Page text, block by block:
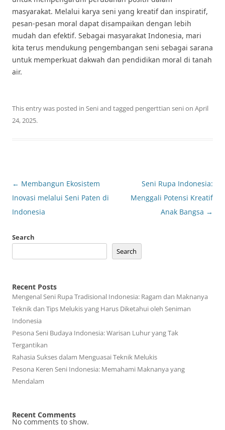
masyarakat. Melalui karya seni yang kreatif dan inspiratif,
pesan-pesan moral dapat disampaikan dengan lebih
mudah dan efektif. Sebagai masyarakat Indonesia, mari
kita terus mendukung pengembangan seni sebagai sarana
untuk memperkuat dakwah dan pendidikan moral di tanah
air.
This entry was posted in Seniand tagged pengerttian senion April
24, 2025.
Post
navigation
← Membangun Ekosistem
Inovasi melalui Seni Paten di
Indonesia
Seni Rupa Indonesia:
Menggali Potensi Kreatif
Anak Bangsa →
Search
Search
Recent Posts
Mengenal Seni Rupa Tradisional Indonesia: Ragam dan Maknanya
Teknik dan Tips Melukis yang Harus Diketahui oleh Seniman
Indonesia
Pesona Seni Budaya Indonesia: Warisan Luhur yang Tak
Tergantikan
Rahasia Sukses dalam Menguasai Teknik Melukis
Pesona Keren Seni Indonesia: Memahami Maknanya yang
Mendalam
Recent Comments
No comments to show.